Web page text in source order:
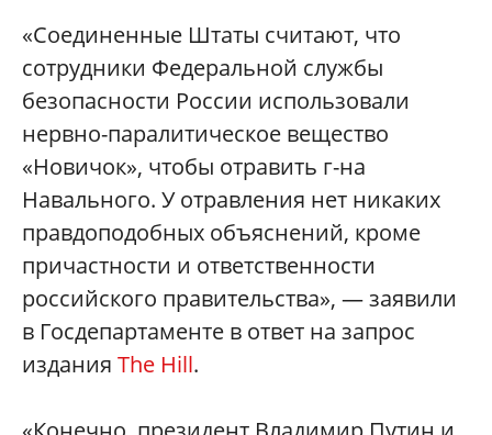
«Соединенные Штаты считают, что
сотрудники Федеральной службы
безопасности России использовали
нервно-паралитическое вещество
«Новичок», чтобы отравить г-на
Навального. У отравления нет никаких
правдоподобных объяснений, кроме
причастности и ответственности
российского правительства», — заявили
в Госдепартаменте в ответ на запрос
издания The Hill.